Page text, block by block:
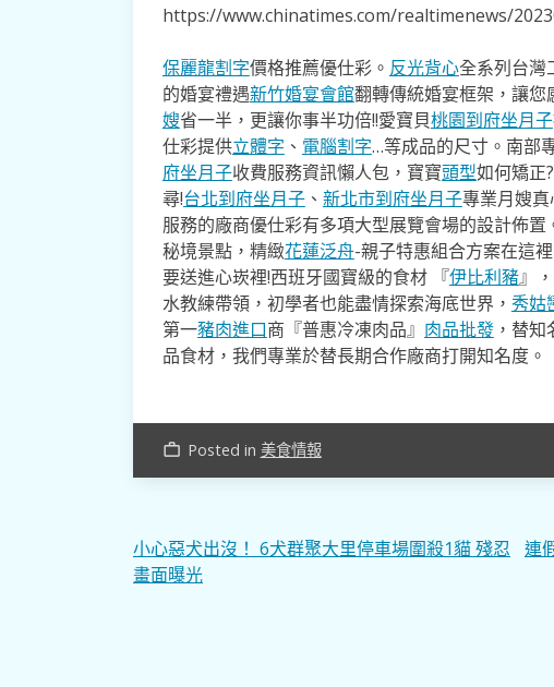
https://www.chinatimes.com/realtimenews/
保麗龍割字價格推薦優仕彩。 反光背心全系列台灣
的婚宴禮遇新竹婚宴會館翻轉傳統婚宴框架，讓
嫂省一半，更讓你事半功倍!!愛寶貝桃園到府坐月子
仕彩提供立體字 、 電腦割字…等成品的尺寸。南部
府坐月子收費服務資訊懶人包，寶寶頭型如何矯正
尋!台北到府坐月子、 新北市到府坐月子專業月嫂
服務的廠商優仕彩有多項大型展覽會場的設計佈置
秘境景點，精緻花蓮泛舟-親子特惠組合方案在這
要送進心崁裡!西班牙國寶級的食材 『伊比利豬』
水教練帶領，初學者也能盡情探索海底世界， 秀姑
第一豬肉進口商『普惠冷凍肉品』 肉品批發，替知
品食材，我們專業於替長期合作廠商打開知名度。
work_outline Posted in 美食情報
文
章
小心惡犬出沒！ 6犬群聚大里停車場圍殺1貓 殘忍
畫面曝光
連